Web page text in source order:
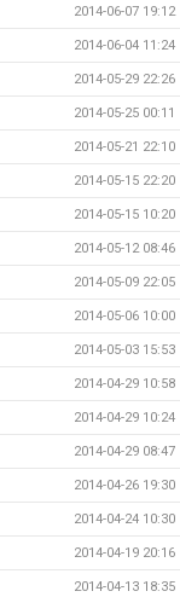
2014-06-07 19:12
2014-06-04 11:24
2014-05-29 22:26
2014-05-25 00:11
2014-05-21 22:10
2014-05-15 22:20
2014-05-15 10:20
2014-05-12 08:46
2014-05-09 22:05
2014-05-06 10:00
2014-05-03 15:53
2014-04-29 10:58
2014-04-29 10:24
2014-04-29 08:47
2014-04-26 19:30
2014-04-24 10:30
2014-04-19 20:16
2014-04-13 18:35